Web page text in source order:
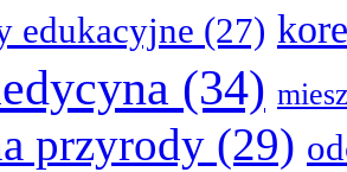
edukacyjne (27)
(34)
przyrody (29)